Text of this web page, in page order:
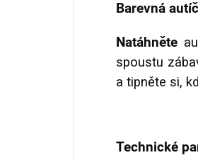
Barevná
Natáhněte
spoustu
a tipněte si,
Technické